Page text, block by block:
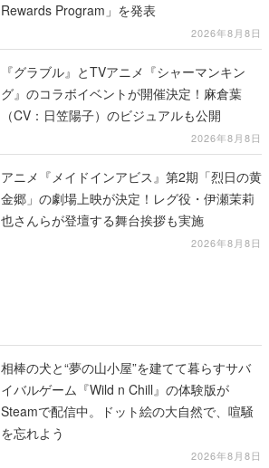
Rewards Program」を発表
2026年8月8日
『グラブル』とTVアニメ『シャーマンキン
グ』のコラボイベントが開催決定！麻倉葉
（CV：日笠陽子）のビジュアルも公開
2026年8月8日
アニメ『メイドインアビス』第2期「烈日の黄
金郷」の劇場上映が決定！レグ役・伊瀬茉莉
也さんらが登壇する舞台挨拶も実施
2026年8月8日
相棒の犬と“夢の山小屋”を建てて暮らすサバ
イバルゲーム『Wild n Chill』の体験版が
Steamで配信中。ドット絵の大自然で、喧騒
を忘れよう
2026年8月8日